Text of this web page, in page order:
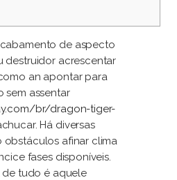
de aspecto
destruidor acrescentar
an apontar para
sem assentar
br/dragon-tiger-
Há diversas
obstáculos afinar clima
fases disponíveis.
de tudo é aquele